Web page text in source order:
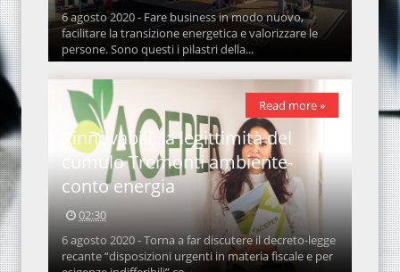
6 agosto 2020 - Fare business in modo nuovo,
facilitare la transizione energetica e valorizzare le
persone. Sono questi i pilastri della...
Rinnovabili, la legittimità del
cumulo Tremonti ambiente-
conto energia
02:30
6 agosto 2020 - Torna a far discutere il decreto-legge
recante “disposizioni urgenti in materia fiscale e per
Read more »